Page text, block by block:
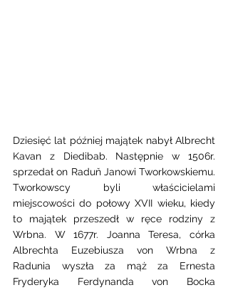
Dziesięć lat później majątek nabył Albrecht
Kavan z Diedibab. Następnie w 1506r.
sprzedał on Raduň Janowi Tworkowskiemu.
Tworkowscy byli właścicielami
miejscowości do połowy XVII wieku, kiedy
to majątek przeszedł w ręce rodziny z
Wrbna. W 1677r. Joanna Teresa, córka
Albrechta Euzebiusza von Wrbna z
Radunia wyszła za mąż za Ernesta
Fryderyka Ferdynanda von Bocka